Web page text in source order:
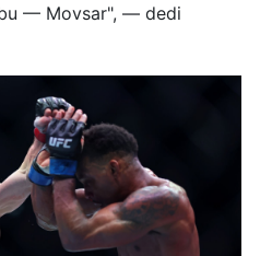
— Movsar", — dedi